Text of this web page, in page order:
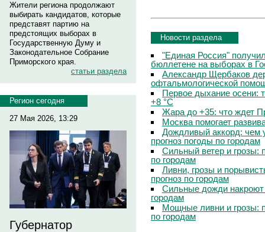
Жители региона продолжают
выбирать кандидатов, которые
представят партию на
предстоящих выборах в
Государственную Думу и
Законодательное Собрание
Приморского края.
статьи раздела
Регион сегодня
27 Мая 2026, 13:29
Губернатор
Новости раздела
"Единая Россия"
бюллетене на выборах в
Александр Щербаков
офтальмологической
Первое дыхание осени:
+8 °C
Жара до +35: что ждет
Москва помогает
Дождливый аккорд: чем
прогноз погоды по городам
Сильный ветер и грозы:
по городам
Ливни, грозы и
прогноз по городам
Сильные дожди
городам
Мощные ливни и грозы:
по городам